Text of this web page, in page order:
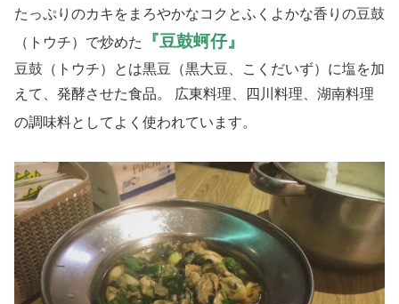
たっぷりのカキをまろやかなコクとふくよかな香りの豆鼓
（トウチ）で炒めた
『豆鼓蚵仔』
豆鼓（トウチ）とは黒豆（黒大豆、こくだいず）に塩を加
えて、発酵させた食品。 広東料理、四川料理、湖南料理
の調味料としてよく使われています。